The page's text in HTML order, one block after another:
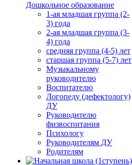
Дошкольное образование
1-ая младшая группа (2-
3) года
2-ая младшая группа (3-
4) года
средняя группа (4-5) лет
старшая группа (5-7) лет
Музыкальному
руководителю
Воспитателю
Логопеду (дефектологу)
ДУ
Руководителю
физвоспитания
Психологу
Руководителям ДУ
Родителям